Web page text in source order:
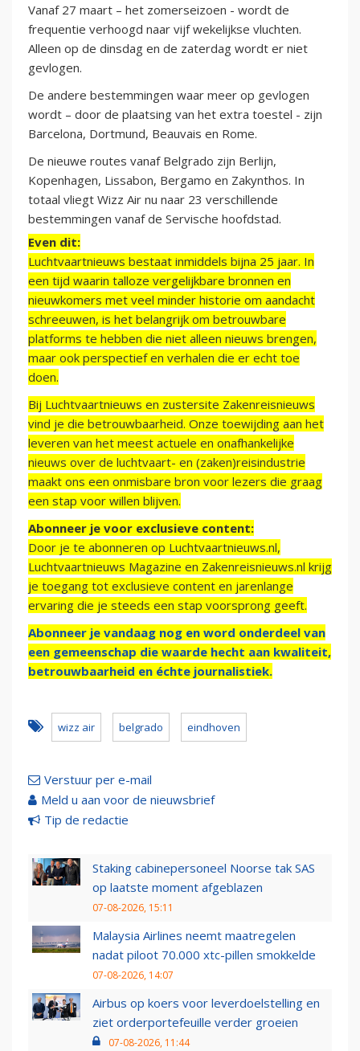
Vanaf 27 maart – het zomerseizoen - wordt de
frequentie verhoogd naar vijf wekelijkse vluchten.
Alleen op de dinsdag en de zaterdag wordt er niet
gevlogen.
De andere bestemmingen waar meer op gevlogen
wordt – door de plaatsing van het extra toestel - zijn
Barcelona, Dortmund, Beauvais en Rome.
De nieuwe routes vanaf Belgrado zijn Berlijn,
Kopenhagen, Lissabon, Bergamo en Zakynthos. In
totaal vliegt Wizz Air nu naar 23 verschillende
bestemmingen vanaf de Servische hoofdstad.
Even dit:
Luchtvaartnieuws bestaat inmiddels bijna 25 jaar. In
een tijd waarin talloze vergelijkbare bronnen en
nieuwkomers met veel minder historie om aandacht
schreeuwen, is het belangrijk om betrouwbare
platforms te hebben die niet alleen nieuws brengen,
maar ook perspectief en verhalen die er echt toe
doen.
Bij Luchtvaartnieuws en zustersite Zakenreisnieuws
vind je die betrouwbaarheid. Onze toewijding aan het
leveren van het meest actuele en onafhankelijke
nieuws over de luchtvaart- en (zaken)reisindustrie
maakt ons een onmisbare bron voor lezers die graag
een stap voor willen blijven.
Abonneer je voor exclusieve content:
Door je te abonneren op Luchtvaartnieuws.nl,
Luchtvaartnieuws Magazine en Zakenreisnieuws.nl krijg
je toegang tot exclusieve content en jarenlange
ervaring die je steeds een stap voorsprong geeft.
Abonneer je vandaag nog en word onderdeel van
een gemeenschap die waarde hecht aan kwaliteit,
betrouwbaarheid en échte journalistiek.
wizz air belgrado eindhoven
Verstuur per e-mail
Meld u aan voor de nieuwsbrief
Tip de redactie
Staking cabinepersoneel Noorse tak SAS
op laatste moment afgeblazen
07-08-2026, 15:11
Malaysia Airlines neemt maatregelen
nadat piloot 70.000 xtc-pillen smokkelde
07-08-2026, 14:07
Airbus op koers voor leverdoelstelling en
ziet orderportefeuille verder groeien
07-08-2026, 11:44